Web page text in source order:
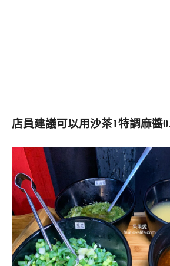
店員建議可以用沙茶1特調麻醬